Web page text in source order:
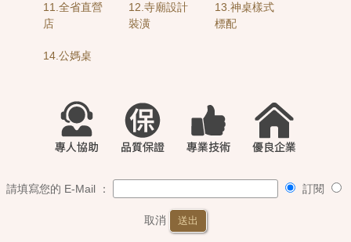
11.全省直營
店
12.寺廟設計
裝潢
13.神桌樣式
標配
14.公媽桌
請填寫您的 E-Mail ： 訂閱
取消 送出